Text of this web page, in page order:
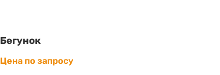
Бегунок
Цена по запросу